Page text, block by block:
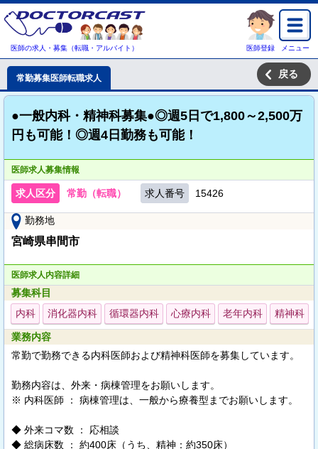
医師の求人・募集（転職・アルバイト） 医師登録 メニュー
常勤募集医師転職求人 戻る
●一般内科・精神科募集●◎週5日で1,800～2,500万
円も可能！◎週4日勤務も可能！
医師求人募集情報
求人区分 常勤（転職） 求人番号 15426
勤務地
宮崎県串間市
医師求人内容詳細
募集科目
内科
消化器内科 循環器内科 心療内科 老年内科 精神科
業務内容
常勤で勤務できる内科医師および精神科医師を募集しています。
勤務内容は、外来・病棟管理をお願いします。
※ 内科医師 ： 病棟管理は、一般から療養型までお願いします。
◆ 外来コマ数 ： 応相談
◆ 総病床数 ： 約400床（うち、精神：約350床）